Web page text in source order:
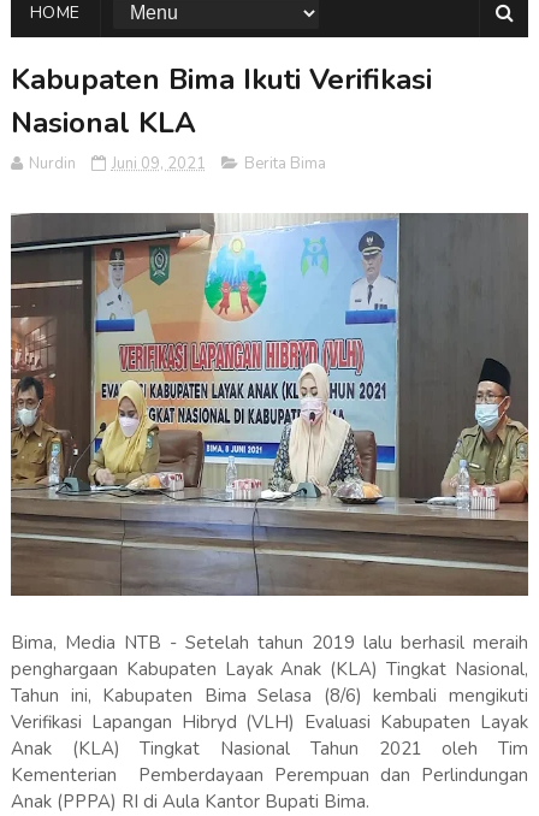
HOME
Kabupaten Bima Ikuti Verifikasi
Nasional KLA
Nurdin Juni 09, 2021 Berita Bima
Bima, Media NTB - Setelah tahun 2019 lalu berhasil meraih
penghargaan Kabupaten Layak Anak (KLA) Tingkat Nasional,
Tahun ini, Kabupaten Bima Selasa (8/6) kembali mengikuti
Verifikasi Lapangan Hibryd (VLH) Evaluasi Kabupaten Layak
Anak (KLA) Tingkat Nasional Tahun 2021 oleh Tim
Kementerian Pemberdayaan Perempuan dan Perlindungan
Anak (PPPA) RI di Aula Kantor Bupati Bima.